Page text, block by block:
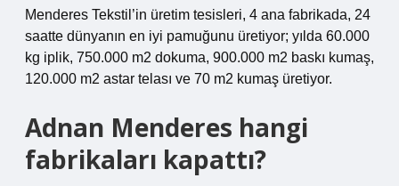
Menderes Tekstil’in üretim tesisleri, 4 ana fabrikada, 24
saatte dünyanın en iyi pamuğunu üretiyor; yılda 60.000
kg iplik, 750.000 m2 dokuma, 900.000 m2 baskı kumaş,
120.000 m2 astar telası ve 70 m2 kumaş üretiyor.
Adnan Menderes hangi
fabrikaları kapattı?